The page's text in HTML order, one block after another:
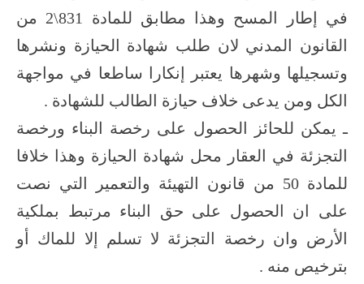
في إطار المسح وهذا مطابق للمادة 831\2 من
القانون المدني لان طلب شهادة الحيازة ونشرها
وتسجيلها وشهرها يعتبر إنكارا ساطعا في مواجهة
الكل ومن يدعى خلاف حيازة الطالب للشهادة .
ـ يمكن للحائز الحصول على رخصة البناء ورخصة
التجزئة في العقار محل شهادة الحيازة وهذا خلافا
للمادة 50 من قانون التهيئة والتعمير التي نصت
على ان الحصول على حق البناء مرتبط بملكية
الأرض وان رخصة التجزئة لا تسلم إلا للماك أو
بترخيص منه .